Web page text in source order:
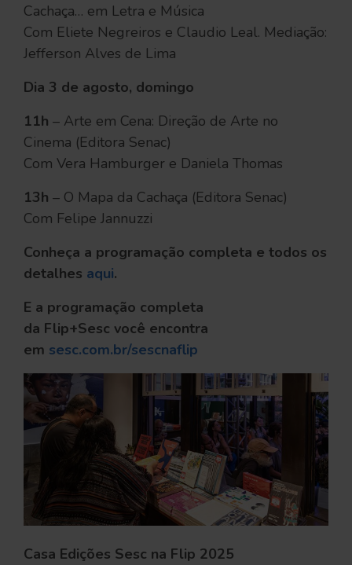
Cachaça… em Letra e Música
Com Eliete Negreiros e Claudio Leal. Mediação:
Jefferson Alves de Lima
Dia 3 de agosto, domingo
11h – Arte em Cena: Direção de Arte no
Cinema (Editora Senac)
Com Vera Hamburger e Daniela Thomas
13h – O Mapa da Cachaça (Editora Senac)
Com Felipe Jannuzzi
Conheça a programação completa e todos os
detalhes aqui.
E a programação completa
da Flip+Sesc você encontra
em sesc.com.br/sescnaflip
Casa Edições Sesc na Flip 2025